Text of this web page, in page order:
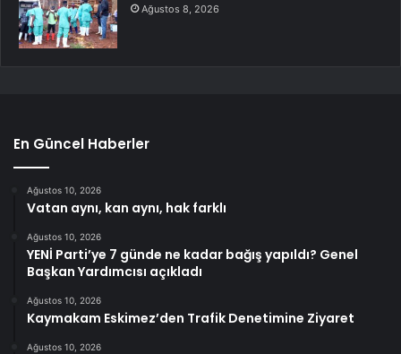
Ağustos 8, 2026
En Güncel Haberler
Ağustos 10, 2026
Vatan aynı, kan aynı, hak farklı
Ağustos 10, 2026
YENİ Parti’ye 7 günde ne kadar bağış yapıldı? Genel
Başkan Yardımcısı açıkladı
Ağustos 10, 2026
Kaymakam Eskimez’den Trafik Denetimine Ziyaret
Ağustos 10, 2026